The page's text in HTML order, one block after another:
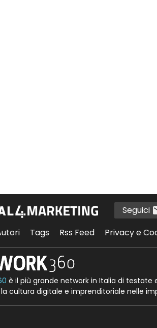
Seguici
Tags Rss Feed Privacy e
è il più grande network in Italia di testate
cultura digitale e imprenditoriale nelle